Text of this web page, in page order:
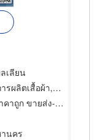
เลียน
อผ้า,ขายปลีกกระดุม,ขายส่งและผู้ผลิตกระดุม
-ปลีก หยาง บิลเลียน
นคร